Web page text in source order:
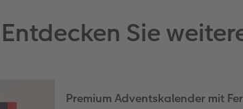
Entdecken Sie
Premium Adventskalender mit